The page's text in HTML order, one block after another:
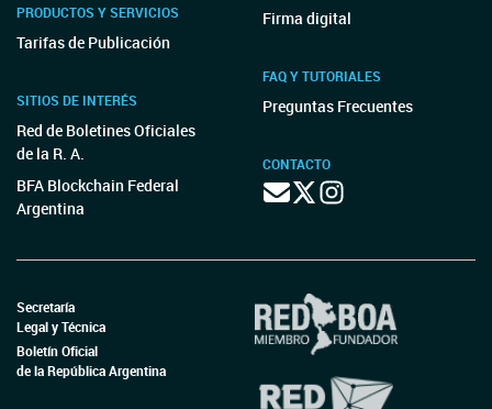
PRODUCTOS Y SERVICIOS
Tarifas de Publicación
SITIOS DE INTERÉS
Red de Boletines Oficiales
de la R. A.
BFA Blockchain Federal
Argentina
Firma digital
FAQ Y TUTORIALES
Preguntas Frecuentes
CONTACTO
Secretaría
Legal y Técnica
Boletín Oficial
de la República Argentina